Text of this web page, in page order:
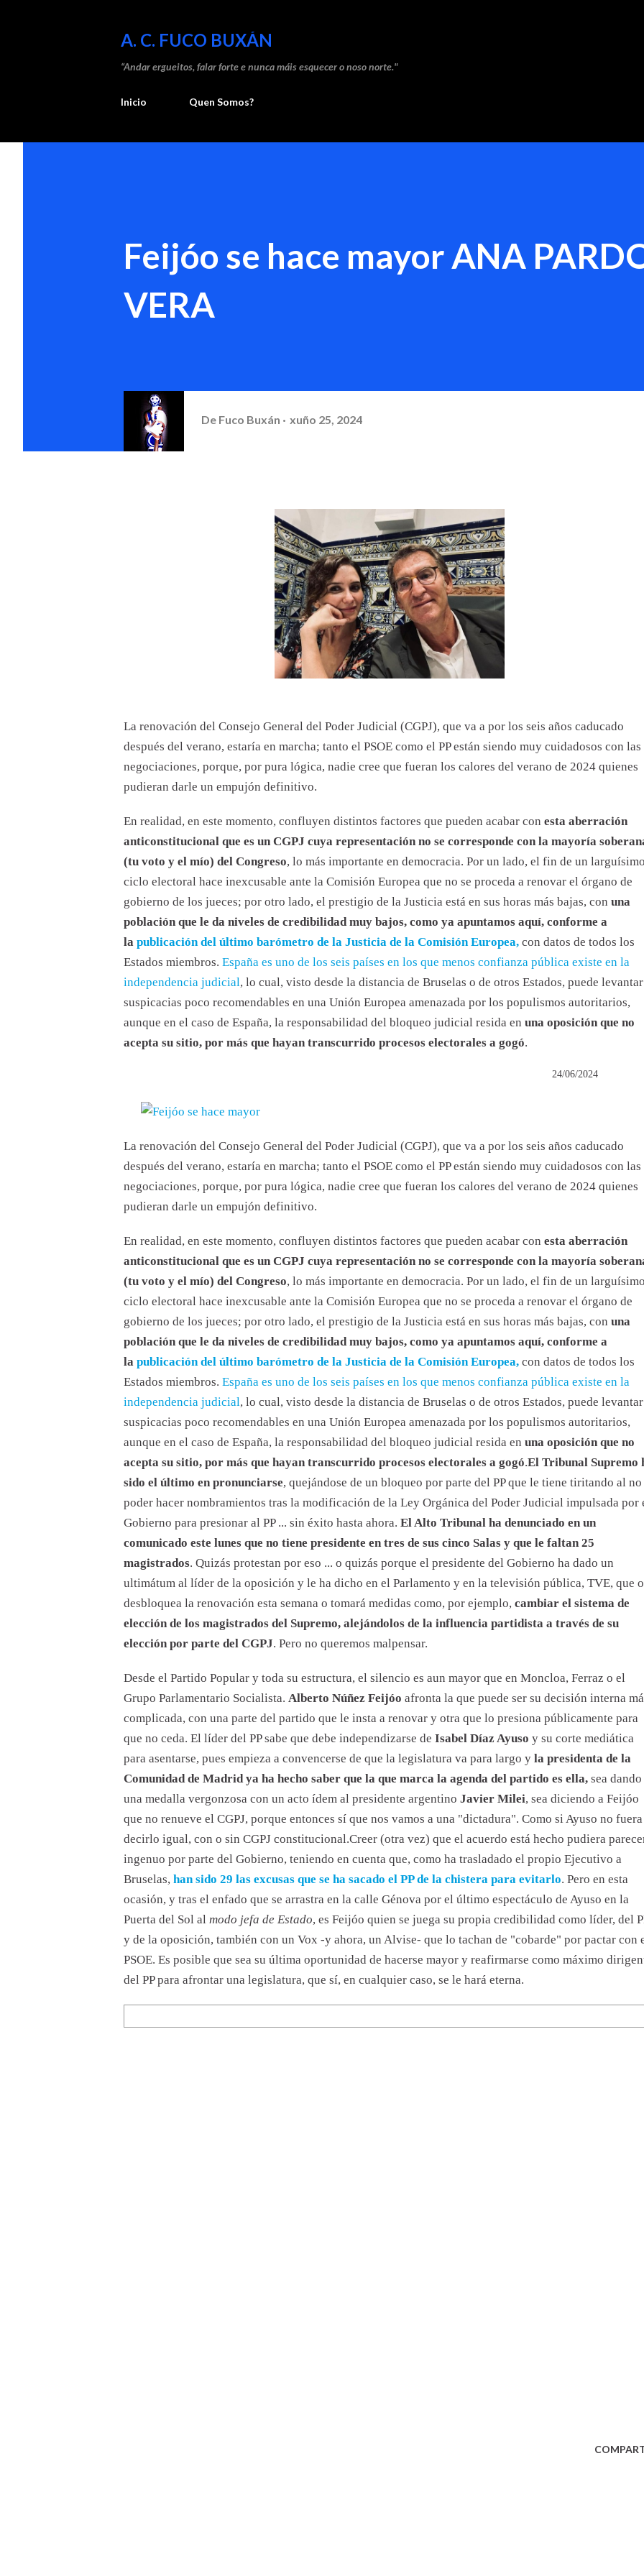
A. C. FUCO BUXÁN
“Andar ergueitos, falar forte e nunca máis esquecer o noso norte."
Inicio Quen Somos?
Feijóo se hace mayor ANA
VERA
De Fuco Buxán xuño 25, 2024
La renovación del Consejo General del Poder Judicial (CGPJ), que va a por los seis años caducado
después del verano, estaría en marcha; tanto el PSOE como el PP están siendo muy cuidadosos con las
negociaciones, porque, por pura lógica, nadie cree que fueran los calores del verano de 2024 quienes
pudieran darle un empujón definitivo.
En realidad, en este momento, confluyen distintos factores que pueden acabar con esta aberración
anticonstitucional que es un CGPJ cuya representación no se corresponde con la mayoría
(tu voto y el mío) del Congreso, lo más importante en democracia. Por un lado, el fin de un
ciclo electoral hace inexcusable ante la Comisión Europea que no se proceda a renovar el órgano de
gobierno de los jueces; por otro lado, el prestigio de la Justicia está en sus horas más bajas, con una
población que le da niveles de credibilidad muy bajos, como ya apuntamos aquí, conforme a
la publicación del último barómetro de la Justicia de la Comisión Europea, con datos de todos los
Estados miembros. España es uno de los seis países en los que menos confianza pública existe en la
independencia judicial, lo cual, visto desde la distancia de Bruselas o de otros Estados, puede levantar
suspicacias poco recomendables en una Unión Europea amenazada por los populismos autoritarios,
aunque en el caso de España, la responsabilidad del bloqueo judicial resida en una oposición que no
acepta su sitio, por más que hayan transcurrido procesos electorales a gogó.
24/06/2024
La renovación del Consejo General del Poder Judicial (CGPJ), que va a por los seis años caducado
después del verano, estaría en marcha; tanto el PSOE como el PP están siendo muy cuidadosos con las
negociaciones, porque, por pura lógica, nadie cree que fueran los calores del verano de 2024 quienes
pudieran darle un empujón definitivo.
En realidad, en este momento, confluyen distintos factores que pueden acabar con esta aberración
anticonstitucional que es un CGPJ cuya representación no se corresponde con la mayoría
(tu voto y el mío) del Congreso, lo más importante en democracia. Por un lado, el fin de un
ciclo electoral hace inexcusable ante la Comisión Europea que no se proceda a renovar el órgano de
gobierno de los jueces; por otro lado, el prestigio de la Justicia está en sus horas más bajas, con una
población que le da niveles de credibilidad muy bajos, como ya apuntamos aquí, conforme a
la publicación del último barómetro de la Justicia de la Comisión Europea, con datos de todos los
Estados miembros. España es uno de los seis países en los que menos confianza pública existe en la
independencia judicial, lo cual, visto desde la distancia de Bruselas o de otros Estados, puede levantar
suspicacias poco recomendables en una Unión Europea amenazada por los populismos autoritarios,
aunque en el caso de España, la responsabilidad del bloqueo judicial resida en una oposición que no
acepta su sitio, por más que hayan transcurrido procesos electorales a gogó.El Tribunal Supremo
sido el último en pronunciarse, quejándose de un bloqueo por parte del PP que le tiene tiritando al no
poder hacer nombramientos tras la modificación de la Ley Orgánica del Poder Judicial impulsada por
Gobierno para presionar al PP ... sin éxito hasta ahora. El Alto Tribunal ha denunciado en un
comunicado este lunes que no tiene presidente en tres de sus cinco Salas y que le faltan 25
magistrados. Quizás protestan por eso ... o quizás porque el presidente del Gobierno ha dado un
ultimátum al líder de la oposición y le ha dicho en el Parlamento y en la televisión pública, TVE, que o
desbloquea la renovación esta semana o tomará medidas como, por ejemplo, cambiar el sistema de
elección de los magistrados del Supremo, alejándolos de la influencia partidista a través de su
elección por parte del CGPJ. Pero no queremos malpensar.
Desde el Partido Popular y toda su estructura, el silencio es aun mayor que en Moncloa, Ferraz o el
Grupo Parlamentario Socialista. Alberto Núñez Feijóo afronta la que puede ser su decisión interna
complicada, con una parte del partido que le insta a renovar y otra que lo presiona públicamente para
que no ceda. El líder del PP sabe que debe independizarse de Isabel Díaz Ayuso y su corte mediática
para asentarse, pues empieza a convencerse de que la legislatura va para largo y la presidenta de la
Comunidad de Madrid ya ha hecho saber que la que marca la agenda del partido es ella, sea dando
una medalla vergonzosa con un acto ídem al presidente argentino Javier Milei, sea diciendo a Feijóo
que no renueve el CGPJ, porque entonces sí que nos vamos a una "dictadura". Como si Ayuso no
decirlo igual, con o sin CGPJ constitucional.Creer (otra vez) que el acuerdo está hecho pudiera
ingenuo por parte del Gobierno, teniendo en cuenta que, como ha trasladado el propio Ejecutivo a
Bruselas, han sido 29 las excusas que se ha sacado el PP de la chistera para evitarlo. Pero en esta
ocasión, y tras el enfado que se arrastra en la calle Génova por el último espectáculo de Ayuso en la
Puerta del Sol al modo jefa de Estado, es Feijóo quien se juega su propia credibilidad como líder, del
y de la oposición, también con un Vox -y ahora, un Alvise- que lo tachan de "cobarde" por pactar con
PSOE. Es posible que sea su última oportunidad de hacerse mayor y reafirmarse como máximo
del PP para afrontar una legislatura, que sí, en cualquier caso, se le hará eterna.